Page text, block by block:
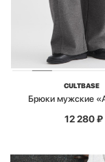
CULTBASE
Брюки мужские
12 280₽